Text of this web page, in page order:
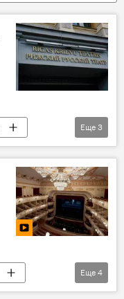
Еще 3
Еще 4